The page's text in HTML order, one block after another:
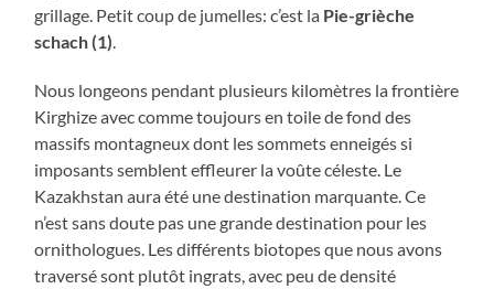
grillage. Petit coup de jumelles: c’est la Pie-grièche
schach (1).
Nous longeons pendant plusieurs kilomètres la frontière
Kirghize avec comme toujours en toile de fond des
massifs montagneux dont les sommets enneigés si
imposants semblent effleurer la voûte céleste. Le
Kazakhstan aura été une destination marquante. Ce
n’est sans doute pas une grande destination pour les
ornithologues. Les différents biotopes que nous avons
traversé sont plutôt ingrats, avec peu de densité